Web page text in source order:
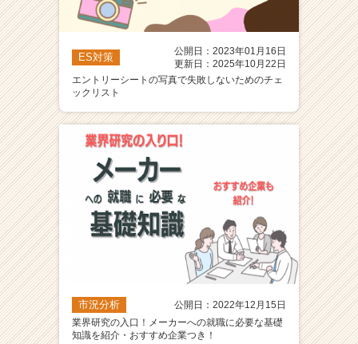
ES対策
公開日：2023年01月16日
更新日：2025年10月22日
エントリーシートの写真で失敗しないためのチェ
ックリスト
市況分析
公開日：2022年12月15日
業界研究の入口！メーカーへの就職に必要な基礎
知識を紹介・おすすめ企業つき！